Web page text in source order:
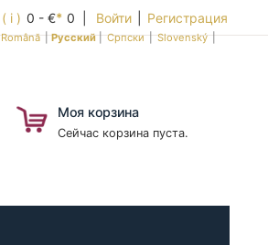
( i ) 0 - €* 0 | Войти Регистрация
Română|Русский|Српски|Slovenský|
Моя корзина
Сейчас корзина пуста.